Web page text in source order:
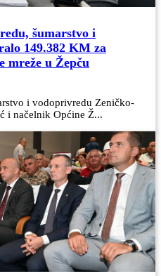
šumarstvo i
149.382 KM za
mreže u Žepču
i vodoprivredu Zeničko-
i načelnik Općine Ž...